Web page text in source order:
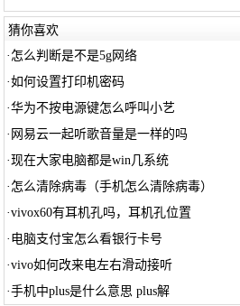
猜你喜欢
· 怎么判断是不是5g网络
·如何设置打印机密码
·华为不按电源键怎么呼叫小艺
· 网易云一起听歌音量是一样的吗
·现在大家电脑都是win几系统
· 怎么清除病毒（手机怎么清除病毒）
·vivox60有耳机孔吗，耳机孔位置
· 电脑支付宝怎么看银行卡号
·vivo如何改来电左右滑动接听
·手机中plus是什么意思 plus解